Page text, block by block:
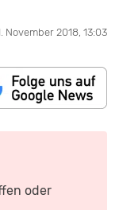
November 2018, 13:03
oder